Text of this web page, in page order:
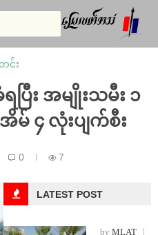
င်း
ပြီး အမျိုးသမီး ၁
မ် ၄ လုံးပျက်စီး
0 7
LATEST POST
by MLAT